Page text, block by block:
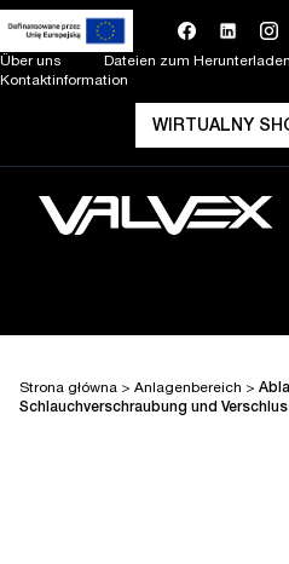
Über uns Dateien zum Herunterladen
Kontaktinformation
WIRTUALNY
Strona główna > Anlagenbereich >
Schlauchverschraubung und